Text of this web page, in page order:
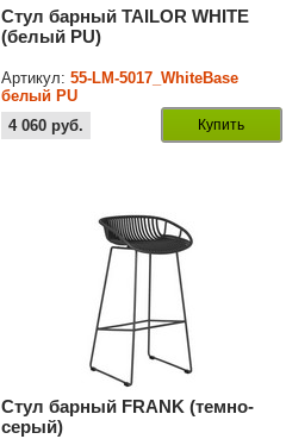
Стул барный TAILOR WHITE
(белый PU)
Артикул:55-LM-5017_WhiteBase
белый PU
4 060 руб. Купить
Стул барный FRANK (темно-
серый)